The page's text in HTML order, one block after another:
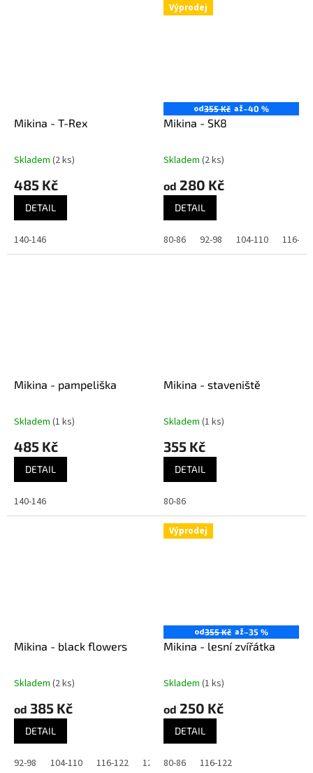
Mikina - T-Rex
Skladem (2 ks)
485 Kč
DETAIL
140-146
Výprodej
od355 Kč až–40 %
Mikina - SK8
Skladem (2 ks)
od 280 Kč
DETAIL
80-86 92-98 104-110 116-
Mikina - pampeliška
Skladem (1 ks)
485 Kč
DETAIL
140-146
Mikina - staveniště
Skladem (1 ks)
355 Kč
DETAIL
80-86
Mikina - black flowers
Skladem (2 ks)
od 385 Kč
DETAIL
92-98 104-110 116-122 128-134
Výprodej
od355 Kč až–35 %
Mikina - lesní zvířátka
Skladem (1 ks)
od 250 Kč
DETAIL
80-86 116-122